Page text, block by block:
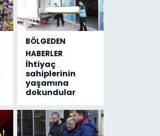
BÖLGEDEN
HABERLER
İhtiyaç
sahiplerinin
yaşamına
dokundular